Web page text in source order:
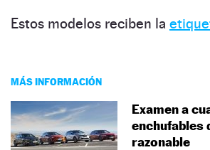
Estos modelos reciben la
MÁS INFORMACIÓN
Examen a
enchufables
razonable